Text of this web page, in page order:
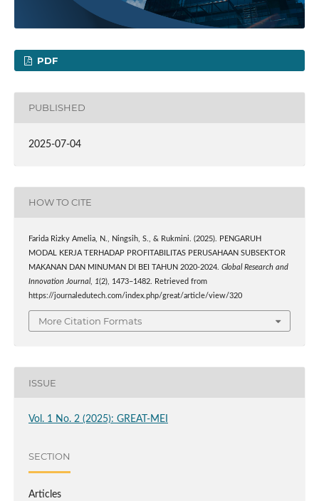
PDF
PUBLISHED
2025-07-04
HOW TO CITE
Farida Rizky Amelia, N., Ningsih, S., & Rukmini. (2025). PENGARUH
MODAL KERJA TERHADAP PROFITABILITAS PERUSAHAAN SUBSEKTOR
MAKANAN DAN MINUMAN DI BEI TAHUN 2020-2024. Global Research and
Innovation Journal, 1(2), 1473–1482. Retrieved from
https://journaledutech.com/index.php/great/article/view/320
More Citation Formats
ISSUE
Vol. 1 No. 2 (2025): GREAT-MEI
SECTION
Articles